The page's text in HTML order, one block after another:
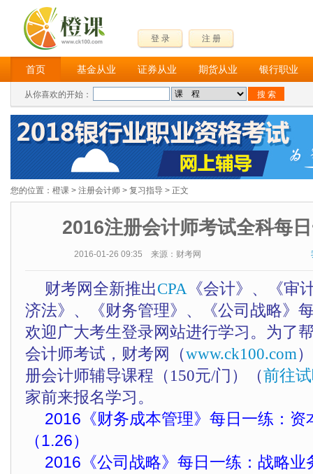
登 录 注 册
首页 基金从业 证券从业 期货从业 银行职业
从你喜欢的开始：
您的位置： 橙课 > 注册会计师 > 复习指导 > 正文
2016注册会计师考试全科每
2016-01-26 09:35 来源：财考网
财考网全新推出CPA 《会计》、《审
济法》、《财务管理》、《公司战略》
欢迎广大考生登录网站进行学习。为了
会计师考试，财考网（www.ck100.com
册会计师辅导课程（150元/门）（前往
家前来报名学习。
2016《财务成本管理》每日一练：资
（1.26）
2016《公司战略》每日一练：战略业